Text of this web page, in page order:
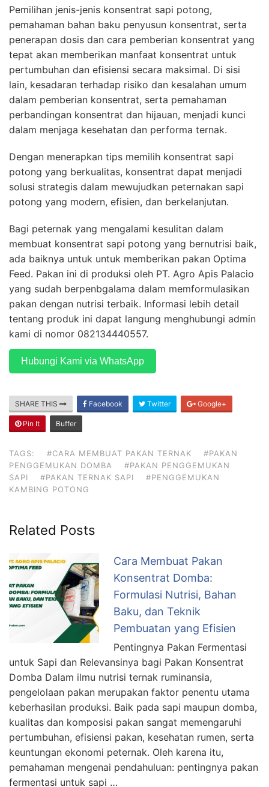
Pemilihan jenis-jenis konsentrat sapi potong,
pemahaman bahan baku penyusun konsentrat, serta
penerapan dosis dan cara pemberian konsentrat yang
tepat akan memberikan manfaat konsentrat untuk
pertumbuhan dan efisiensi secara maksimal. Di sisi
lain, kesadaran terhadap risiko dan kesalahan umum
dalam pemberian konsentrat, serta pemahaman
perbandingan konsentrat dan hijauan, menjadi kunci
dalam menjaga kesehatan dan performa ternak.
Dengan menerapkan tips memilih konsentrat sapi
potong yang berkualitas, konsentrat dapat menjadi
solusi strategis dalam mewujudkan peternakan sapi
potong yang modern, efisien, dan berkelanjutan.
Bagi peternak yang mengalami kesulitan dalam
membuat konsentrat sapi potong yang bernutrisi baik,
ada baiknya untuk untuk memberikan pakan Optima
Feed. Pakan ini di produksi oleh PT. Agro Apis Palacio
yang sudah berpenbgalama dalam memformulasikan
pakan dengan nutrisi terbaik. Informasi lebih detail
tentang produk ini dapat langung menghubungi admin
kami di nomor 082134440557.
Hubungi Kami via WhatsApp
SHARE THIS Facebook Twitter Google+
Pin It Buffer
TAGS: #CARA MEMBUAT PAKAN TERNAK
#PAKAN
PENGGEMUKAN DOMBA
#PAKAN PENGGEMUKAN
SAPI
#PAKAN TERNAK SAPI
#PENGGEMUKAN
KAMBING POTONG
Related Posts
Cara Membuat Pakan
Konsentrat Domba:
Formulasi Nutrisi, Bahan
Baku, dan Teknik
Pembuatan yang Efisien
Pentingnya Pakan Fermentasi
untuk Sapi dan Relevansinya bagi Pakan Konsentrat
Domba Dalam ilmu nutrisi ternak ruminansia,
pengelolaan pakan merupakan faktor penentu utama
keberhasilan produksi. Baik pada sapi maupun domba,
kualitas dan komposisi pakan sangat memengaruhi
pertumbuhan, efisiensi pakan, kesehatan rumen, serta
keuntungan ekonomi peternak. Oleh karena itu,
pemahaman mengenai pendahuluan: pentingnya pakan
fermentasi untuk sapi …